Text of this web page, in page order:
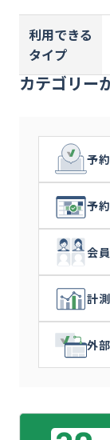
利用できる
タイプ
カテゴリー
予
予
会
計
外